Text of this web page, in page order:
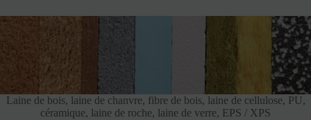
Laine de bois, laine de chanvre, fibre de bois, laine de cellulose, PU,
céramique, laine de roche, laine de verre, EPS / XPS